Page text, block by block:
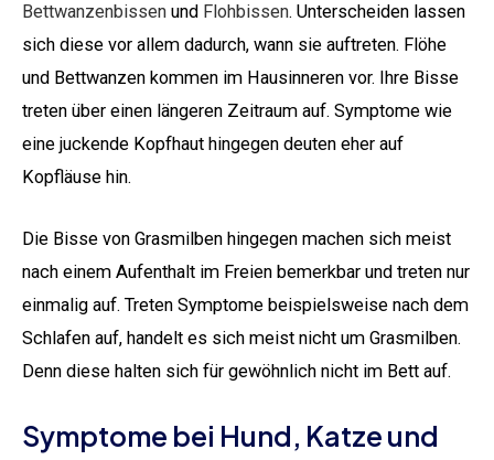
Bettwanzenbissen und Flohbissen. Unterscheiden lassen
sich diese vor allem dadurch, wann sie auftreten. Flöhe
und Bettwanzen kommen im Hausinneren vor. Ihre Bisse
treten über einen längeren Zeitraum auf. Symptome wie
eine juckende Kopfhaut hingegen deuten eher auf
Kopfläuse hin.
Die Bisse von Grasmilben hingegen machen sich meist
nach einem Aufenthalt im Freien bemerkbar und treten nur
einmalig auf. Treten Symptome beispielsweise nach dem
Schlafen auf, handelt es sich meist nicht um Grasmilben.
Denn diese halten sich für gewöhnlich nicht im Bett auf.
Symptome bei Hund, Katze und